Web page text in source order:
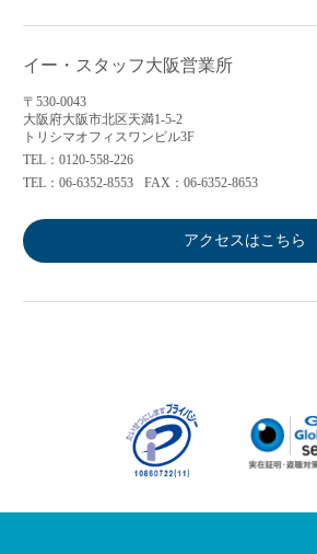
イー・スタッフ大阪営業所
〒530-0043
大阪府大阪市北区天満1-5-2
トリシマオフィスワンビル3F
TEL：0120-558-226
TEL：06-6352-8553
FAX：06-6352-8653
アクセスはこちら